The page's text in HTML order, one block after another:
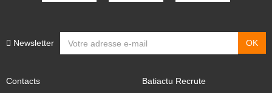
Newsletter
Contacts
Batiactu Recrute